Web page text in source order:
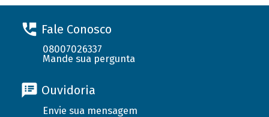
Fale Conosco
08007026337
Mande sua pergunta
Ouvidoria
Envie sua mensagem